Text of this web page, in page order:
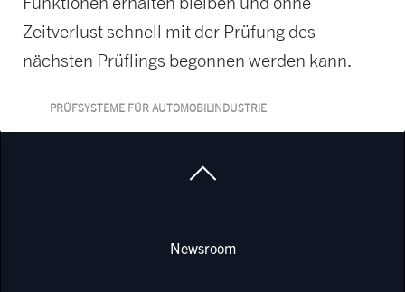
Zeitverlust schnell mit der Prüfung des
nächsten Prüflings begonnen werden kann.
PRÜFSYSTEME FÜR AUTOMOBILINDUSTRIE
Newsroom